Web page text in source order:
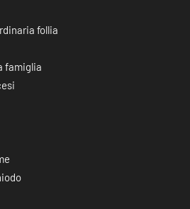
follia
famiglia